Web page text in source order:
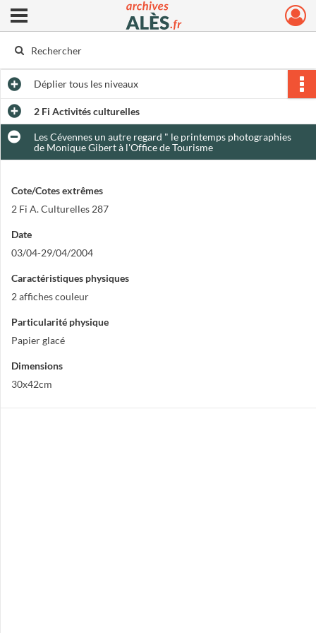
Archives municipales d'Alès
Ouvrir le menu déroulant
Dépliertous les niveaux
2 Fi Activités culturelles
Les Cévennes un autre regard " le printemps photographies
de Monique Gibert à l'Office de Tourisme
Cote/Cotes extrêmes
2 Fi A. Culturelles 287
Date
03/04-29/04/2004
Caractéristiques physiques
2 affiches couleur
Particularité physique
Papier glacé
Dimensions
30x42cm